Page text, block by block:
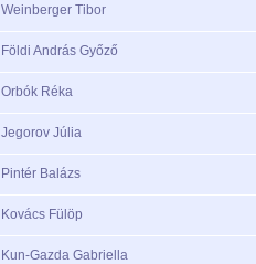
Weinberger Tibor
Földi András Győző
Orbók Réka
Jegorov Júlia
Pintér Balázs
Kovács Fülöp
Kun-Gazda Gabriella